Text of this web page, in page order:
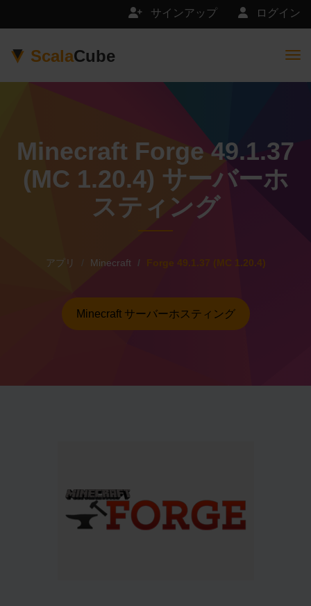
ログイン
サインアップ
ScalaCube
Minecraft Forge 49.1.37
(MC 1.20.4) サーバーホ
スティング
アプリ Minecraft Forge 49.1.37 (MC 1.20.4)
Minecraft サーバーホスティング